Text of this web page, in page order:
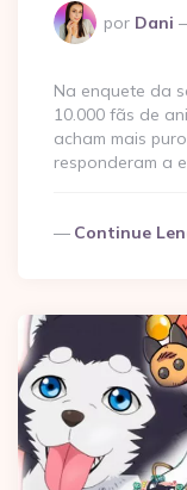
Postado
por
por Dani
Na enquete da
10.000 fãs de
acham mais
responderam a
Continue